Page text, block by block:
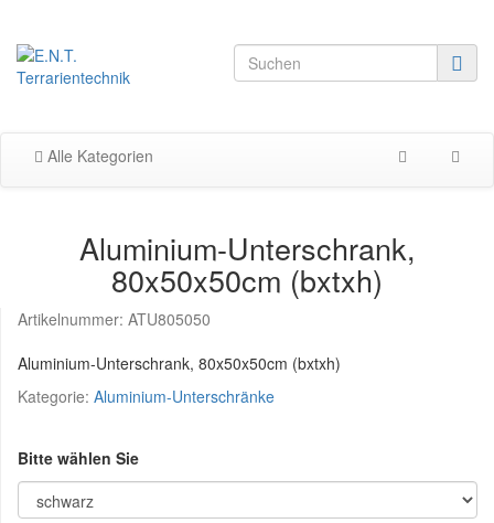
Alle Kategorien
Aluminium-Unterschrank,
80x50x50cm (bxtxh)
Artikelnummer: ATU805050
Aluminium-Unterschrank, 80x50x50cm (bxtxh)
Kategorie: Aluminium-Unterschränke
Bitte wählen Sie